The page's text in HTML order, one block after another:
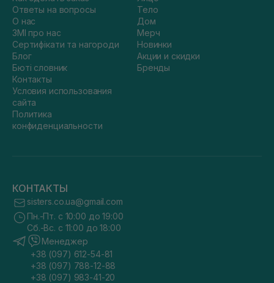
Ответы на вопросы
О нас
ЗМІ про нас
Сертифікати та нагороди
Блог
Бюті словник
Контакты
Условия использования
сайта
Политика
конфиденциальности
Тело
Дом
Мерч
Новинки
Акции и скидки
Бренды
КОНТАКТЫ
sisters.co.ua@gmail.com
Пн.-Пт. с 10:00 до 19:00
Сб.-Вс. с 11:00 до 18:00
Менеджер
+38 (097) 612-54-81
+38 (097) 788-12-88
+38 (097) 983-41-20